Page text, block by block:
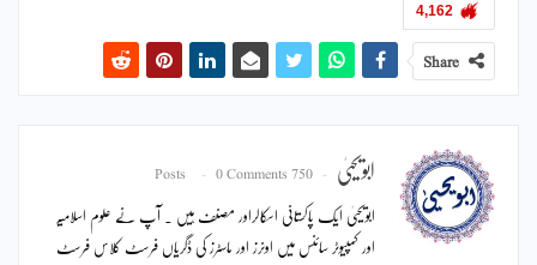
4,162
Share
ابویحییٰ 750 Posts
0 Comments
ابویحییٰ ایک پاکستانی اسکالراور مصنف ہیں ۔ آپ نے علوم اسلامیہ
اور کمپیوٹر سائنس میں اونرز اور ماسٹرز کی ڈگریاں فرسٹ کلاس فرسٹ